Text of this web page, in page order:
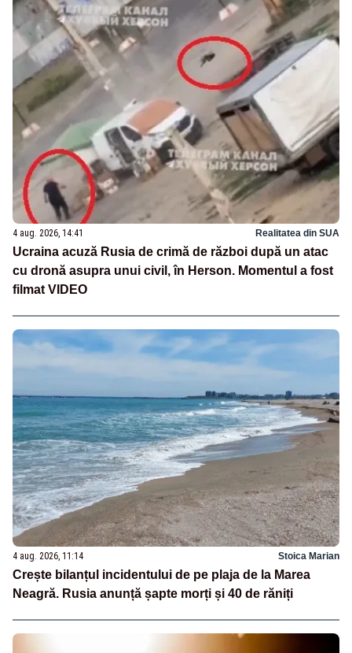
4 aug. 2026, 14:41 Realitatea din SUA
Ucraina acuză Rusia de crimă de război după un atac
cu dronă asupra unui civil, în Herson. Momentul a fost
filmat VIDEO
4 aug. 2026, 11:14 Stoica Marian
Crește bilanțul incidentului de pe plaja de la Marea
Neagră. Rusia anunță șapte morți și 40 de răniți